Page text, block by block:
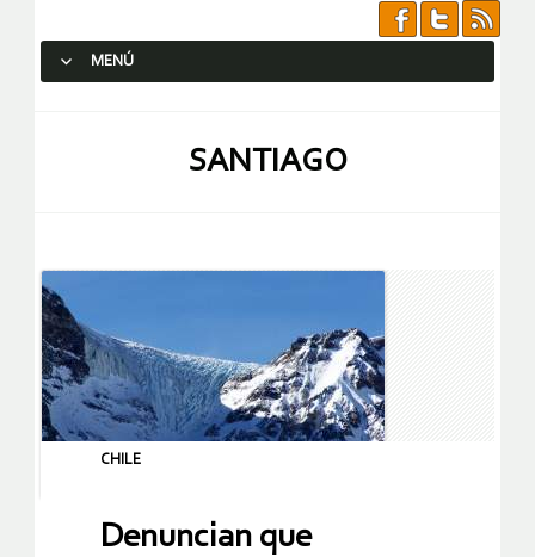
MENÚ
SANTIAGO
CHILE
Denuncian que